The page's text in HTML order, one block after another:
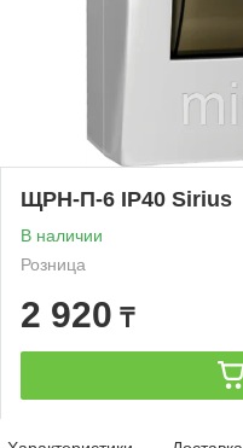
ЩРН-П-6 IP40 Sirius
В наличии
Розница
2 920 ₸